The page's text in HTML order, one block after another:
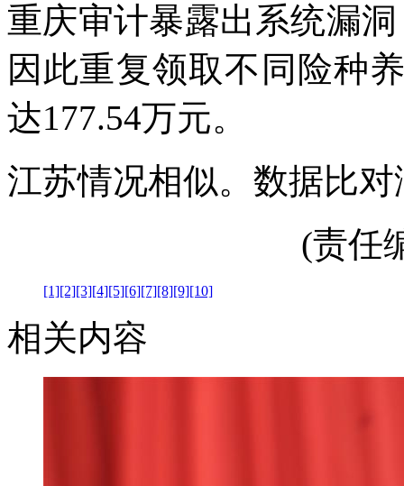
重庆审计暴露出系统漏
因此重复领取不同险种
达177.54万元。
江苏情况相似。数据比
(责任
[1][2][3][4][5][6][7][8][9][10]
相关内容